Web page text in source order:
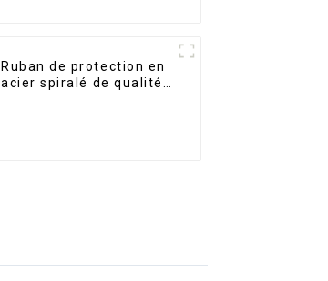
Ruban de protection en
acier spiralé de qualité